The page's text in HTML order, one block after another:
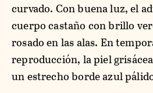
curvado. Con buena luz, el
cuerpo castaño con brillo
rosado en las alas. En
reproducción, la piel
un estrecho borde azul